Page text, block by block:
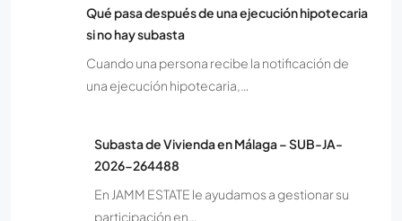
Qué pasa después de una ejecución hipotecaria
si no hay subasta
Cuando una persona recibe la notificación de
una ejecución hipotecaria,…
Subasta de Vivienda en Málaga – SUB-JA-
2026-264488
En JAMM ESTATE le ayudamos a gestionar su
participación en…